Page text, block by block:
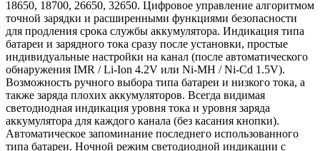
18650, 18700, 26650, 32650. Цифровое управление алгоритмом
точной зарядки и расширенными функциями безопасности
для продления срока службы аккумулятора. Индикация типа
батареи и зарядного тока сразу после установки, простые
индивидуальные настройки на канал (после автоматического
обнаружения IMR / Li-Ion 4.2V или Ni-MH / Ni-Cd 1.5V).
Возможность ручного выбора типа батареи и низкого тока, а
также заряда плохих аккумуляторов. Всегда видимая
светодиодная индикация уровня тока и уровня заряда
аккумулятора для каждого канала (без касания кнопки).
Автоматическое запоминание последнего использованного
типа батареи. Ночной режим светодиодной индикации с